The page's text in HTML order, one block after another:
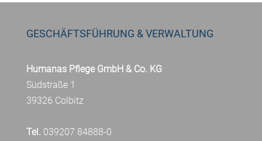
GESCHÄFTSFÜHRUNG & VERWALTUNG
Humanas Pflege GmbH & Co. KG
Südstraße 1
39326 Colbitz
Tel. 039207 84888-0